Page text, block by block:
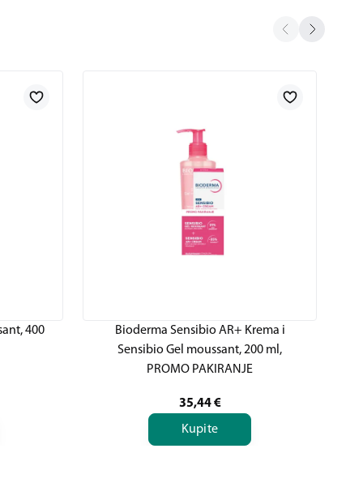
400
Bioderma Sensibio AR+ Krema i
Sensibio Gel moussant, 200 ml,
PROMO PAKIRANJE
35,44 €
Kupite